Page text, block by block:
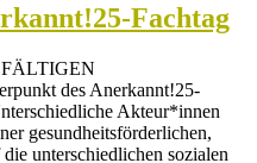
Fachtag
des Anerkannt!25-
Akteur*innen
gesundheitsförderlichen,
unterschiedlichen sozialen